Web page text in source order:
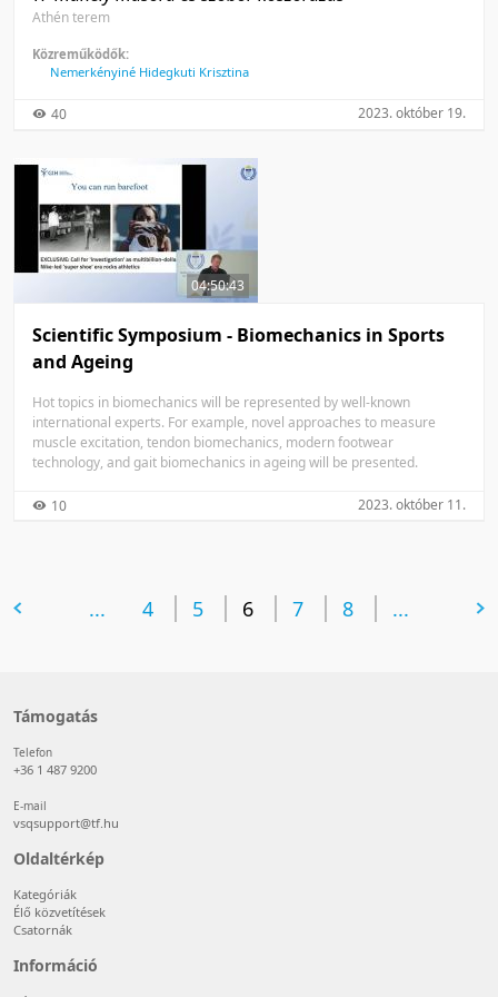
Athén terem
Közreműködők:
Nemerkényiné Hidegkuti Krisztina
40 2023. október 19.
04:50:43
Scientific Symposium - Biomechanics in Sports
and Ageing
Hot topics in biomechanics will be represented by well-known
international experts. For example, novel approaches to measure
muscle excitation, tendon biomechanics, modern footwear
technology, and gait biomechanics in ageing will be presented.
10 2023. október 11.
... 4 5 6 7 8 ...
következő oldal
Támogatás
Telefon
+36 1 487 9200
E-mail
vsqsupport@tf.hu
Oldaltérkép
Kategóriák
Élő közvetítések
Csatornák
Információ